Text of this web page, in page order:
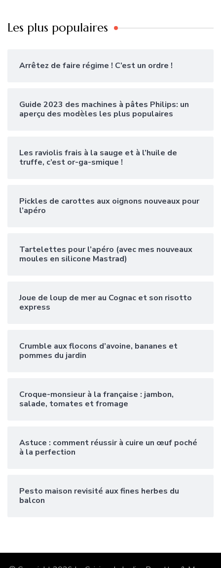
Les plus populaires
Arrêtez de faire régime ! C’est un ordre !
Guide 2023 des machines à pâtes Philips: un
aperçu des modèles les plus populaires
Les raviolis frais à la sauge et à l’huile de
truffe, c’est or-ga-smique !
Pickles de carottes aux oignons nouveaux pour
l’apéro
Tartelettes pour l’apéro (avec mes nouveaux
moules en silicone Mastrad)
Joue de loup de mer au Cognac et son risotto
express
Crumble aux flocons d’avoine, bananes et
pommes du jardin
Croque-monsieur à la française : jambon,
salade, tomates et fromage
Astuce : comment réussir à cuire un œuf poché
à la perfection
Pesto maison revisité aux fines herbes du
balcon